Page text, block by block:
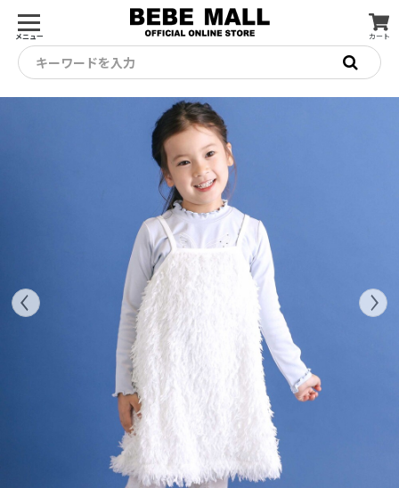
メニュー カート
キーワードを入力